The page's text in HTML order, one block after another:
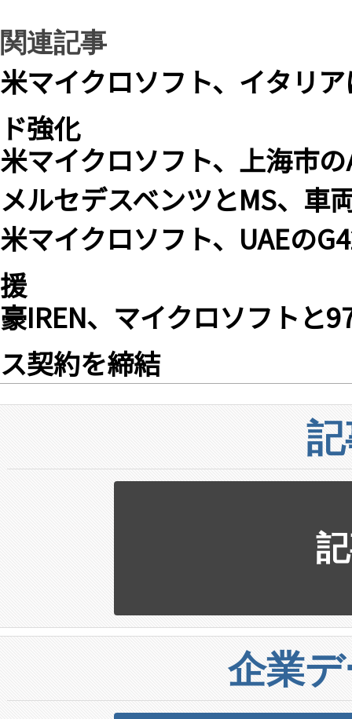
関連記事
米マイクロソフト、イタリ
ド強化
米マイクロソフト、上海市
メルセデスベンツとMS、車
米マイクロソフト、UAEの
援
豪IREN、マイクロソフトと
ス契約を締結
企業